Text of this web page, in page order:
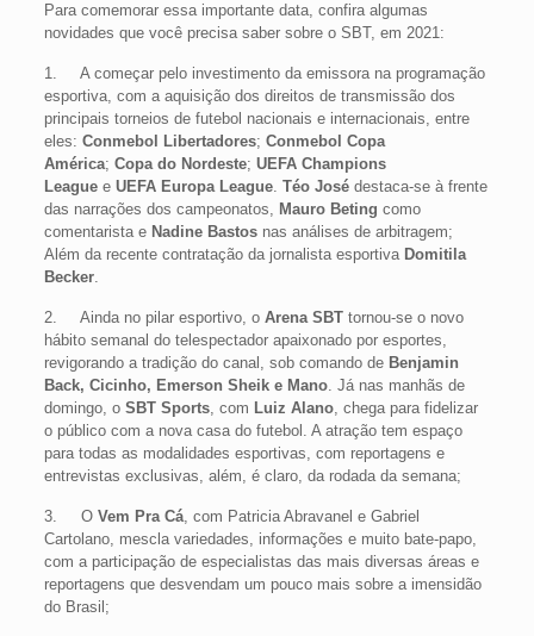
Para comemorar essa importante data, confira algumas
novidades que você precisa saber sobre o SBT, em 2021:
1. A começar pelo investimento da emissora na programação
esportiva, com a aquisição dos direitos de transmissão dos
principais torneios de futebol nacionais e internacionais, entre
eles: Conmebol Libertadores; Conmebol Copa
América; Copa do Nordeste; UEFA Champions
LeagueeUEFA Europa League. Téo Josédestaca-se à frente
das narrações dos campeonatos, Mauro Beting como
comentarista e Nadine Bastosnas análises de arbitragem;
Além da recente contratação da jornalista esportiva Domitila
Becker.
2. Ainda no pilar esportivo, o Arena SBTtornou-se o novo
hábito semanal do telespectador apaixonado por esportes,
revigorando a tradição do canal, sob comando de Benjamin
Back, Cicinho, Emerson Sheik e Mano. Já nas manhãs de
domingo, o SBT Sports, com Luiz Alano, chega para fidelizar
o público com a nova casa do futebol. A atração tem espaço
para todas as modalidades esportivas, com reportagens e
entrevistas exclusivas, além, é claro, da rodada da semana;
3. O Vem Pra Cá, com Patricia Abravanel e Gabriel
Cartolano, mescla variedades, informações e muito bate-papo,
com a participação de especialistas das mais diversas áreas e
reportagens que desvendam um pouco mais sobre a imensidão
do Brasil;